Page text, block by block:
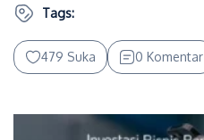
Tags:
479 Suka 0 Komentar